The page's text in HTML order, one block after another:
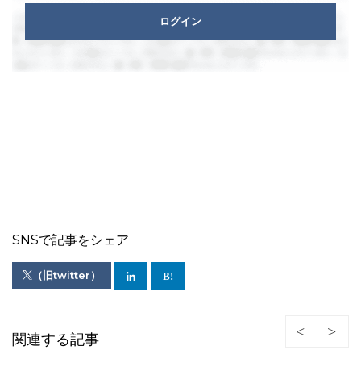
ログイン
SNSで記事をシェア
（旧twitter）
関連する記事